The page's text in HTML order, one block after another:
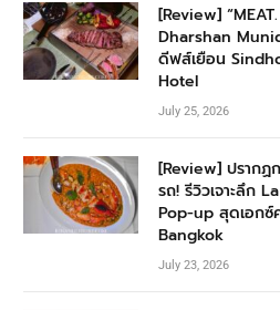
[Review]
Dharshan
ดีฟส์เยือน
Hotel
July 25, 2026
[Review] ปราก
รถ! รีวิวเจาะลึก
Pop-up สุดเอก
Bangkok
July 23, 2026